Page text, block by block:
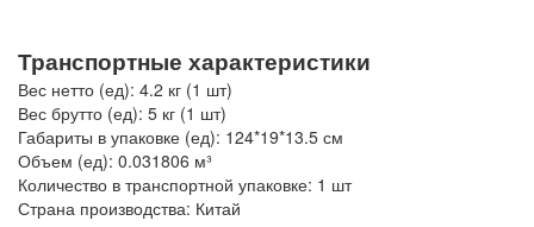
Транспортные характеристики
Вес нетто (ед): 4.2 кг (1 шт)
Вес брутто (ед): 5 кг (1 шт)
Габариты в упаковке (ед): 124*19*13.5 см
Объем (ед): 0.031806 м³
Количество в транспортной упаковке: 1 шт
Страна производства: Китай